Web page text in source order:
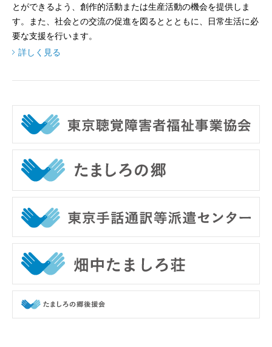
とができるよう、創作的活動または生産活動の機会を提供しま
す。また、社会との交流の促進を図るととともに、日常生活に必
要な支援を行います。
詳しく見る